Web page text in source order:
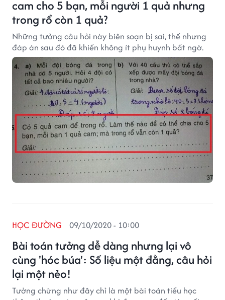
cam cho 5 bạn, mỗi người 1 quả nhưng
trong rổ còn 1 quả?
Những tưởng câu hỏi này biên soạn bị sai, thế nhưng
đáp án sau đó đã khiến không ít phụ huynh bất ngờ.
Bài toán tưởng dễ dàng nhưng lại vô
cùng 'hóc búa': Số liệu một đằng, câu hỏi
lại một nẻo!
HỌC ĐƯỜNG 09/10/2020 - 10:00
Tưởng chừng như đây chỉ là một bài toán tiểu học